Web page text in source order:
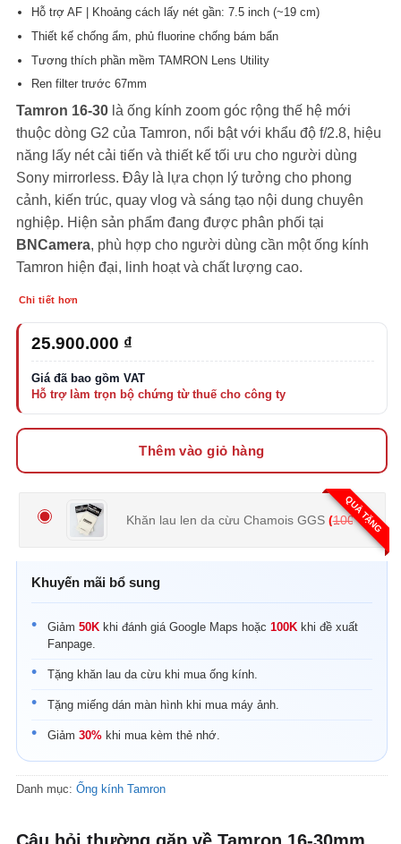
Hỗ trợ AF | Khoảng cách lấy nét gần: 7.5 inch (~19 cm)
Thiết kế chống ẩm, phủ fluorine chống bám bẩn
Tương thích phần mềm TAMRON Lens Utility
Ren filter trước 67mm
Tamron 16-30 là ống kính zoom góc rộng thế hệ mới
thuộc dòng G2 của Tamron, nổi bật với khẩu độ f/2.8, hiệu
năng lấy nét cải tiến và thiết kế tối ưu cho người dùng
Sony mirrorless. Đây là lựa chọn lý tưởng cho phong
cảnh, kiến trúc, quay vlog và sáng tạo nội dung chuyên
nghiệp. Hiện sản phẩm đang được phân phối tại
BNCamera, phù hợp cho người dùng cần một ống kính
Tamron hiện đại, linh hoạt và chất lượng cao.
Chi tiết hơn
25.900.000 ₫
Thêm vào giỏ hàng
QUÀ TẶNG
Khăn lau len da cừu Chamois GGS
(100.000₫
Khuyến mãi bổ sung
Giảm 50K khi đánh giá Google Maps hoặc 100K khi đề xuất
Fanpage.
Tặng khăn lau da cừu khi mua ống kính.
Tặng miếng dán màn hình khi mua máy ảnh.
Giảm 30% khi mua kèm thẻ nhớ.
Danh mục: Ống kính Tamron
Câu hỏi thường gặp về Tamron 16-30mm